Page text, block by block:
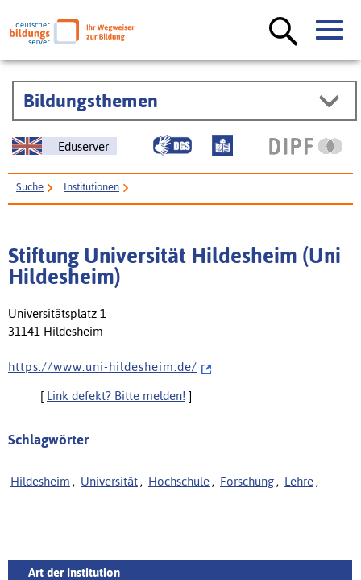
Bildungsthemen
Eduserver
Suche Institutionen
Stiftung Universität Hildesheim (Uni
Hildesheim)
Universitätsplatz 1
31141 Hildesheim
h t t p s : / / w w w . u n i - h i l d e s h e i m . d e /
[ Link defekt? Bitte melden! ]
Schlagwörter
Hildesheim , Universität , Hochschule , Forschung , Lehre ,
Art der Institution